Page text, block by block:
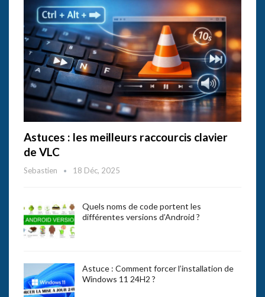
Astuces : les meilleurs raccourcis clavier
de VLC
Sebastien 18 Déc, 2025
Quels noms de code portent les
différentes versions d’Android ?
Astuce : Comment forcer l’installation de
Windows 11 24H2 ?